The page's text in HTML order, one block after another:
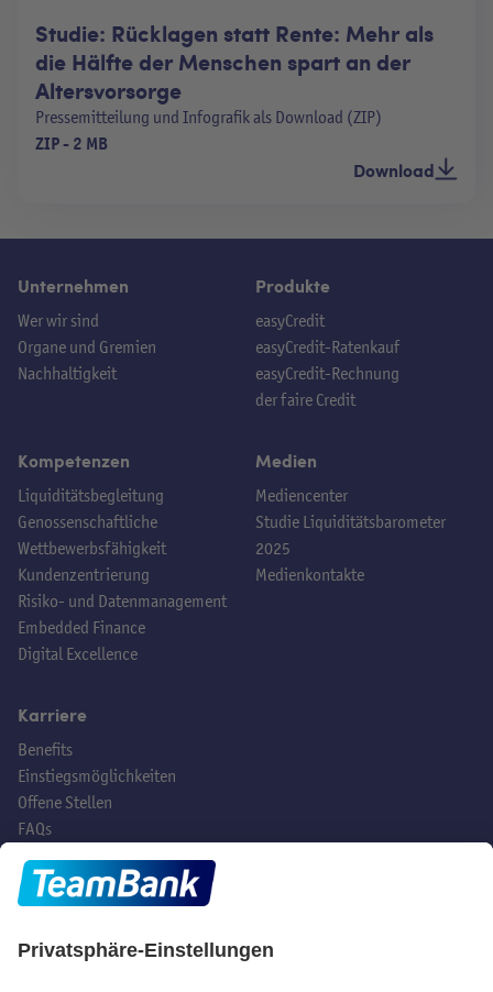
Studie: Rücklagen statt Rente: Mehr als
die Hälfte der Menschen spart an der
Altersvorsorge
Pressemitteilung und Infografik als Download (ZIP)
ZIP- 2 MB
Download
Unternehmen
Wer wir sind
Organe und Gremien
Nachhaltigkeit
Produkte
easyCredit
easyCredit-Ratenkauf
easyCredit-Rechnung
der faire Credit
Kompetenzen
Liquiditätsbegleitung
Genossenschaftliche
Wettbewerbsfähigkeit
Kundenzentrierung
Risiko- und Datenmanagement
Embedded Finance
Digital Excellence
Medien
Mediencenter
Studie Liquiditätsbarometer
2025
Medienkontakte
Karriere
Benefits
Einstiegsmöglichkeiten
Offene Stellen
FAQs
Hast du noch Fragen?
Beuthener Str. 25